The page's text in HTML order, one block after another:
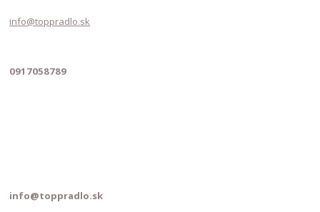
info@toppradlo.sk
0917058789
info@toppradlo.sk